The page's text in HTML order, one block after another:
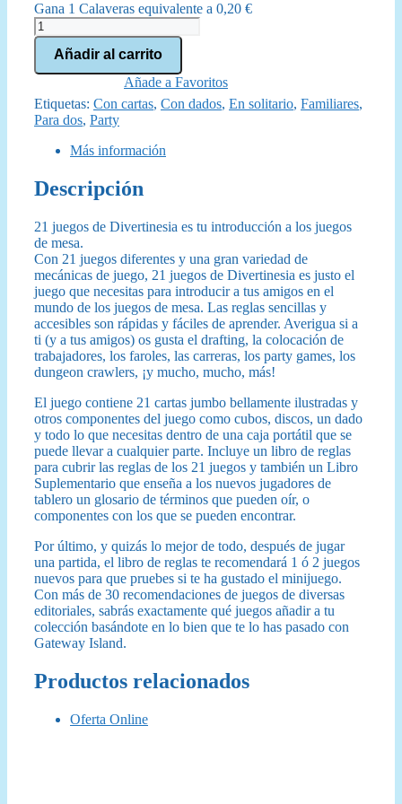
Gana 1 Calaveras equivalente a 0,20 €
21
juegos
Divertinesia
Añadir al carrito
Añade a Favoritos
Etiquetas: Con cartas, Con dados, En solitario, Familiares,
Para dos, Party
Más información
Descripción
21 juegos de Divertinesia es tu introducción a los juegos
de mesa.
Con 21 juegos diferentes y una gran variedad de
mecánicas de juego, 21 juegos de Divertinesia es justo el
juego que necesitas para introducir a tus amigos en el
mundo de los juegos de mesa. Las reglas sencillas y
accesibles son rápidas y fáciles de aprender. Averigua si a
ti (y a tus amigos) os gusta el drafting, la colocación de
trabajadores, los faroles, las carreras, los party games, los
dungeon crawlers, ¡y mucho, mucho, más!
El juego contiene 21 cartas jumbo bellamente ilustradas y
otros componentes del juego como cubos, discos, un dado
y todo lo que necesitas dentro de una caja portátil que se
puede llevar a cualquier parte. Incluye un libro de reglas
para cubrir las reglas de los 21 juegos y también un Libro
Suplementario que enseña a los nuevos jugadores de
tablero un glosario de términos que pueden oír, o
componentes con los que se pueden encontrar.
Por último, y quizás lo mejor de todo, después de jugar
una partida, el libro de reglas te recomendará 1 ó 2 juegos
nuevos para que pruebes si te ha gustado el minijuego.
Con más de 30 recomendaciones de juegos de diversas
editoriales, sabrás exactamente qué juegos añadir a tu
colección basándote en lo bien que te lo has pasado con
Gateway Island.
Productos relacionados
Oferta Online